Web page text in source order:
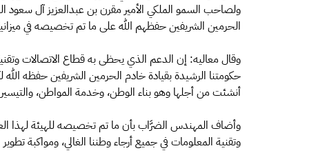
ولصاحب السمو الملكي الأمير مقرن بن عبدالعزيز آل سعود
الحرمين الشريفين حفظهم الله على ما تم تخصيصه في ميزانية
وقال معاليه: إن الدعم الذي يحظى به قطاع الاتصالات
حكومتنا الرشيدة بقيادة خادم الحرمين الشريفين حفظه الله
أنشئت من أجلها وهو بناء الوطن، وخدمة المواطن،
وأضاف المهندس الضرَّاب بأن ما تم تخصيصه للهيئة لهذا
وتقنية المعلومات في جميع أرجاء وطننا الغالي، ومواكبة